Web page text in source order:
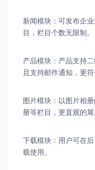
新闻模块：可发布企
目，栏目个数无限制。
产品模块：产品支持
且支持邮件通知，更符
图片模块：以图片相
册等栏目，更直观的展
下载模块：用户可在
载使用。